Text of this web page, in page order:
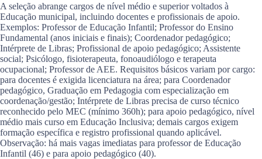
A seleção abrange cargos de nível médio e superior voltados à
Educação municipal, incluindo docentes e profissionais de apoio.
Exemplos: Professor de Educação Infantil; Professor do Ensino
Fundamental (anos iniciais e finais); Coordenador pedagógico;
Intérprete de Libras; Profissional de apoio pedagógico; Assistente
social; Psicólogo, fisioterapeuta, fonoaudiólogo e terapeuta
ocupacional; Professor de AEE. Requisitos básicos variam por cargo:
para docentes é exigida licenciatura na área; para Coordenador
pedagógico, Graduação em Pedagogia com especialização em
coordenação/gestão; Intérprete de Libras precisa de curso técnico
reconhecido pelo MEC (mínimo 360h); para apoio pedagógico, nível
médio mais curso em Educação Inclusiva; demais cargos exigem
formação específica e registro profissional quando aplicável.
Observação: há mais vagas imediatas para professor de Educação
Infantil (46) e para apoio pedagógico (40).